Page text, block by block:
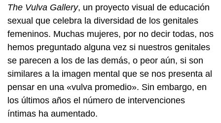
The Vulva Gallery, un proyecto visual de educación
sexual que celebra la diversidad de los genitales
femeninos. Muchas mujeres, por no decir todas, nos
hemos preguntado alguna vez si nuestros genitales
se parecen a los de las demás, o peor aún, si son
similares a la imagen mental que se nos presenta al
pensar en una «vulva promedio». Sin embargo, en
los últimos años el número de intervenciones
íntimas ha aumentado.